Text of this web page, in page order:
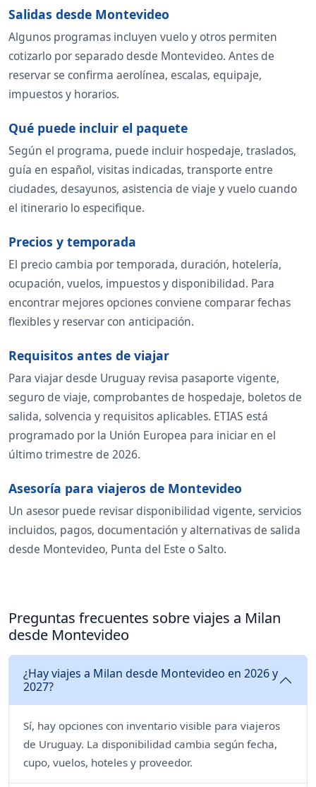
Salidas desde Montevideo
Algunos programas incluyen vuelo y otros permiten
cotizarlo por separado desde Montevideo. Antes de
reservar se confirma aerolínea, escalas, equipaje,
impuestos y horarios.
Qué puede incluir el paquete
Según el programa, puede incluir hospedaje, traslados,
guía en español, visitas indicadas, transporte entre
ciudades, desayunos, asistencia de viaje y vuelo cuando
el itinerario lo especifique.
Precios y temporada
El precio cambia por temporada, duración, hotelería,
ocupación, vuelos, impuestos y disponibilidad. Para
encontrar mejores opciones conviene comparar fechas
flexibles y reservar con anticipación.
Requisitos antes de viajar
Para viajar desde Uruguay revisa pasaporte vigente,
seguro de viaje, comprobantes de hospedaje, boletos de
salida, solvencia y requisitos aplicables. ETIAS está
programado por la Unión Europea para iniciar en el
último trimestre de 2026.
Asesoría para viajeros de Montevideo
Un asesor puede revisar disponibilidad vigente, servicios
incluidos, pagos, documentación y alternativas de salida
desde Montevideo, Punta del Este o Salto.
Preguntas frecuentes sobre viajes a Milan
desde Montevideo
¿Hay viajes a Milan desde Montevideo en 2026 y
2027?
Sí, hay opciones con inventario visible para viajeros
de Uruguay. La disponibilidad cambia según fecha,
cupo, vuelos, hoteles y proveedor.